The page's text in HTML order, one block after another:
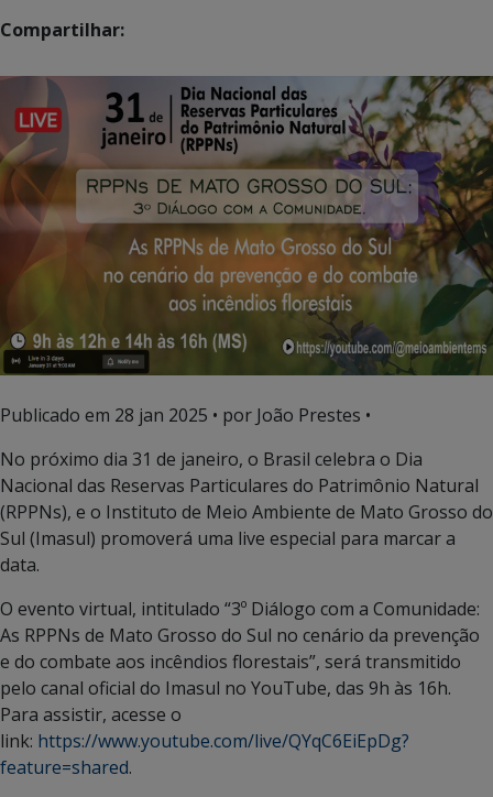
Compartilhar:
Publicado em 28 jan 2025 • por João Prestes •
No próximo dia 31 de janeiro, o Brasil celebra o Dia
Nacional das Reservas Particulares do Patrimônio Natural
(RPPNs), e o Instituto de Meio Ambiente de Mato Grosso do
Sul (Imasul) promoverá uma live especial para marcar a
data.
O evento virtual, intitulado “3º Diálogo com a Comunidade:
As RPPNs de Mato Grosso do Sul no cenário da prevenção
e do combate aos incêndios florestais”, será transmitido
pelo canal oficial do Imasul no YouTube, das 9h às 16h.
Para assistir, acesse o
link: https://www.youtube.com/live/QYqC6EiEpDg?
feature=shared.